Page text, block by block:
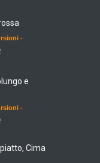
-
e
-
Cima